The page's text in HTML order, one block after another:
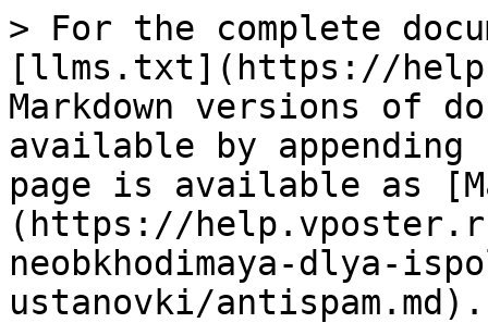
> For the complete
[llms.txt](https://
Markdown versions of
available by
page is available as
(https://
neobkhodimaya-dlya-
ustanovki/antispam.md).